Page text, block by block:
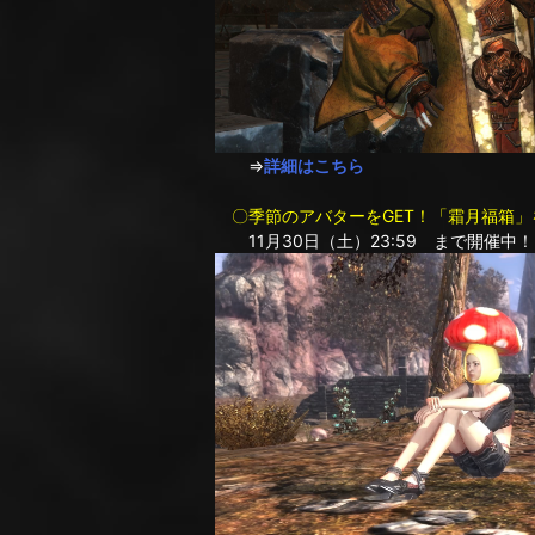
⇒詳細はこちら
〇季節のアバターをGET！「霜月福箱
11月30日（土）23:59 まで開催中！